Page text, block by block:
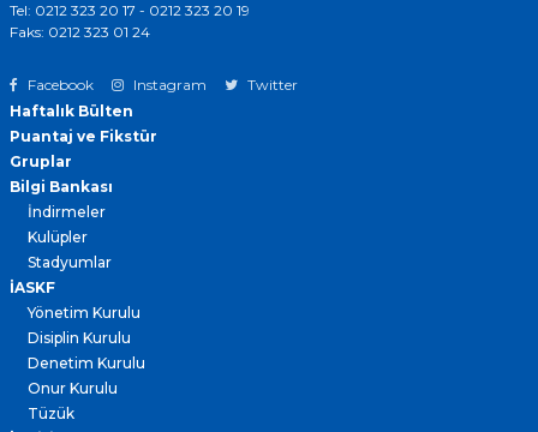
Tel: 0212 323 20 17 - 0212 323 20 19
Faks: 0212 323 01 24
Facebook Instagram
Twitter
Haftalık Bülten
Puantaj ve Fikstür
Gruplar
Bilgi Bankası
İndirmeler
Kulüpler
Stadyumlar
İASKF
Yönetim Kurulu
Disiplin Kurulu
Denetim Kurulu
Onur Kurulu
Tüzük